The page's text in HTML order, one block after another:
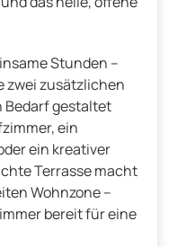
Stunden –
zwei zusätzlichen
Bedarf gestaltet
ein
ein kreativer
Terrasse macht
Wohnzone –
bereit für eine